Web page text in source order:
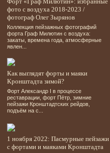
фото с воздуха 2018-2023 /
фотограф Олег Зырянов
Коллекция пейзажных фотографий
форта Граф Милютин с воздуха:
закаты, времена года, атмосферные
явлен...
Как выглядят форты и маяки
Кронштадта зимой?
Форт Александр І в процессе
реставрации, форт Пётр, зимние
пейзажи Кронштадтских рейдов,
подъём на с...
1 ноября 2022: Пасмурные пейзажи
с фортами и маяками Кронштадта